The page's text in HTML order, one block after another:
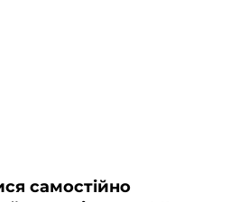
самостійно